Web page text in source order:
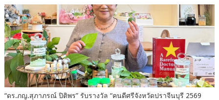
“ดร.ภญ.สุภาภรณ์ ปิติพร” รับรางวัล “คนดีศรีจังหวัดปราจีนบุรี 2569